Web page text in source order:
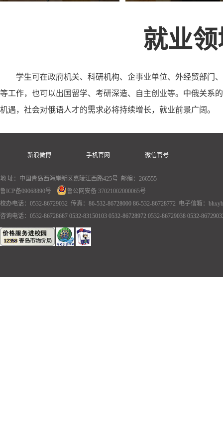
就业
学生可在政府机关、科研机构、企事业单位、外经贸部门
等工作，也可以出国留学、考研深造、自主创业等。中俄关系
机遇，社会对俄语人才的需求必将持续增长，就业前景广阔。
新浪微博 手机官网 微信官号
地 址：中国青岛西海岸新区嘉陵江西路425号 邮编：266555
鲁ICP备09068890号
鲁公网安备 37021002000065号
校办电话：0532-86729032 传真：86-532-86728000 86-532-86728772 电子信箱：
咨询电话：0532-86728687 0532-83150103 0532-86728972 0532-86729038 0532-